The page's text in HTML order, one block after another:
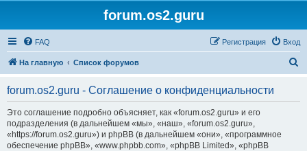
forum.os2.guru
FAQ Вход
Регистрация
На главную Список форумов
forum.os2.guru - Соглашение о конфиденциальности
Это соглашение подробно объясняет, как «forum.os2.guru» и его
подразделения (в дальнейшем «мы», «наш», «forum.os2.guru»,
«https://forum.os2.guru») и phpBB (в дальнейшем «они», «программное
обеспечение phpBB», «www.phpbb.com», «phpBB Limited», «phpBB